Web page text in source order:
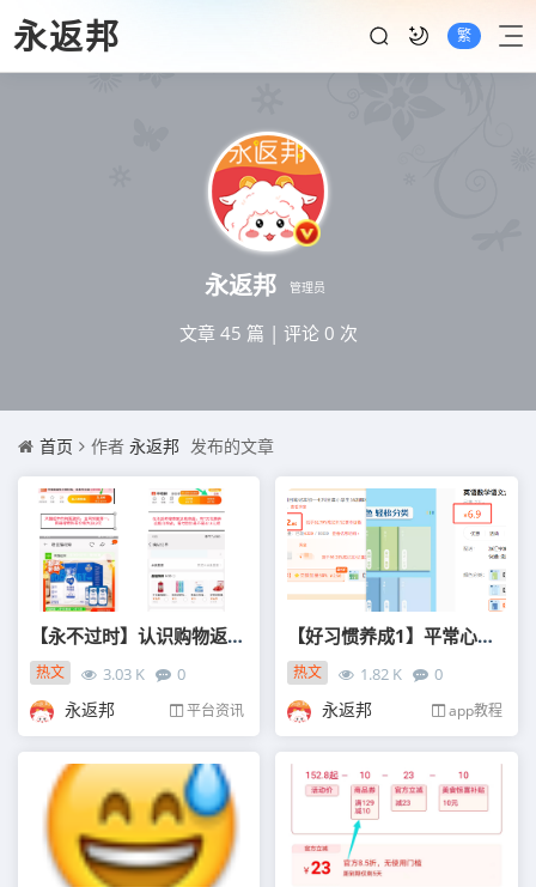
永返邦 繁
永返邦 管理员
文章 45 篇 | 评论 0 次
首页 作者 永返邦 发布的文章
【永不过时】认识购物返利存在的真正意义
热文 3.03 K
0
12-10
永返邦 平台资讯
【好习惯养成1】平常心对待返利，惊喜就在一瞬间！
热文 1.82 K
0
01-30
永返邦 app教程